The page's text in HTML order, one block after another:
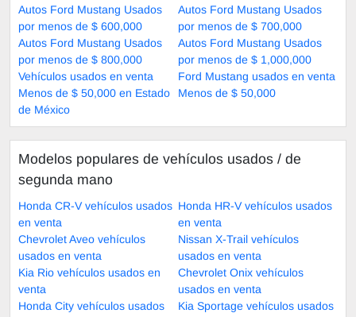
Autos Ford Mustang Usados
por menos de $ 600,000
Autos Ford Mustang Usados
por menos de $ 700,000
Autos Ford Mustang Usados
por menos de $ 800,000
Autos Ford Mustang Usados
por menos de $ 1,000,000
Vehículos usados en venta
Menos de $ 50,000 en Estado
de México
Ford Mustang usados en venta
Menos de $ 50,000
Modelos populares de vehículos usados ​​/ de
segunda mano
Honda CR-V vehículos usados
en venta
Honda HR-V vehículos usados
en venta
Chevrolet Aveo vehículos
usados en venta
Nissan X-Trail vehículos
usados en venta
Kia Rio vehículos usados en
venta
Chevrolet Onix vehículos
usados en venta
Honda City vehículos usados
Kia Sportage vehículos usados